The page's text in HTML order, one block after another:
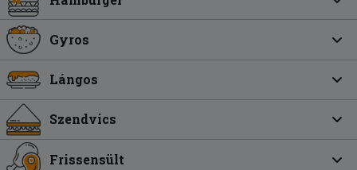
Gyros
Lángos
Szendvics
Frissensült